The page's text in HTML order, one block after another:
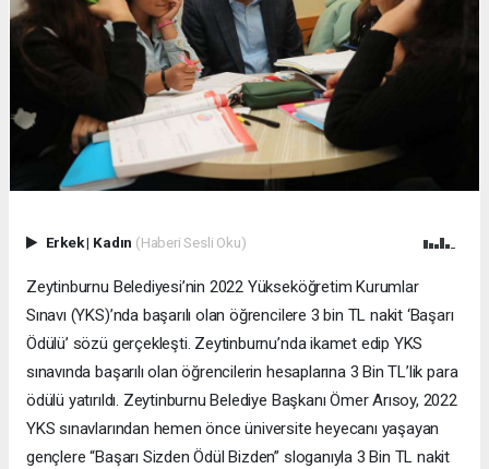
Erkek| Kadın (Haberi Sesli Oku)
Zeytinburnu Belediyesi’nin 2022 Yükseköğretim Kurumlar
Sınavı (YKS)’nda başarılı olan öğrencilere 3 bin TL nakit ‘Başarı
Ödülü’ sözü gerçekleşti. Zeytinburnu’nda ikamet edip YKS
sınavında başarılı olan öğrencilerin hesaplarına 3 Bin TL’lik para
ödülü yatırıldı. Zeytinburnu Belediye Başkanı Ömer Arısoy, 2022
YKS sınavlarından hemen önce üniversite heyecanı yaşayan
gençlere “Başarı Sizden Ödül Bizden” sloganıyla 3 Bin TL nakit